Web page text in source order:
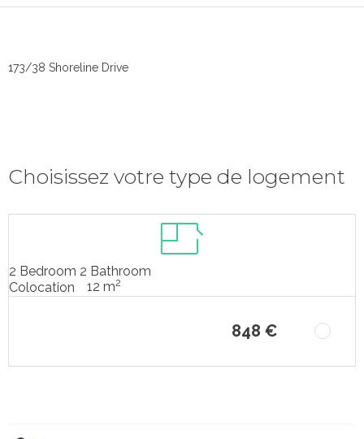
173/38 Shoreline Drive
Choisissez votre type de logement
2 Bedroom 2 Bathroom
Colocation
12 m2
848 €